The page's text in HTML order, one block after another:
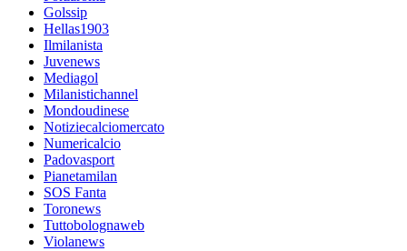
Golssip
Hellas1903
Ilmilanista
Juvenews
Mediagol
Milanistichannel
Mondoudinese
Notiziecalciomercato
Numericalcio
Padovasport
Pianetamilan
SOS Fanta
Toronews
Tuttobolognaweb
Violanews